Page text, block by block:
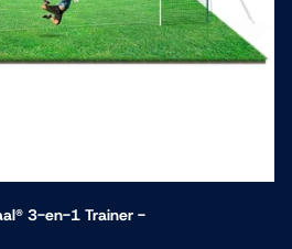
3-en-1 Trainer -